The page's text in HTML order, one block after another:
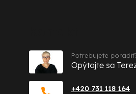
+420 731 118 164
Potrebujete
Opýtajte sa